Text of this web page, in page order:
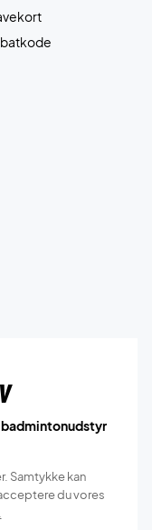
badmintonudstyr
Samtykke kan
du vores